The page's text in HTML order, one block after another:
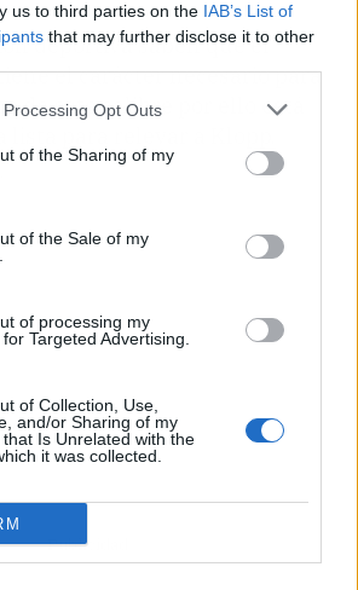
us to third parties on the IAB’s List of
that may further disclose it to other
Opt Outs
of the Sharing of my
of the Sale of my
of processing my
Targeted Advertising.
of Collection, Use,
and/or Sharing of my
Is Unrelated with the
it was collected.
deportiva saben que el
el carácter necesario para
de este calibre por ello está
Publicidad